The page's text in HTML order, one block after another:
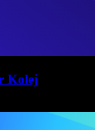
Kolej